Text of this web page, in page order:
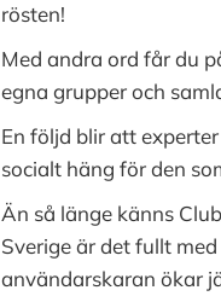
rösten!
Med andra ord får du
egna grupper och
En följd blir att
socialt häng för den
Än så länge känns
Sverige är det fullt
användarskaran ökar